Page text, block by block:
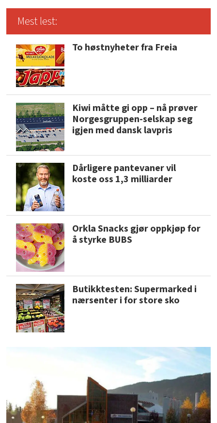
Mest lest:
To høstnyheter fra Freia
Kiwi måtte gi opp – nå prøver
Norgesgruppen-selskap seg
igjen med dansk lavpris
Dårligere pantevaner vil
koste oss 1,3 milliarder
Orkla Snacks gjør oppkjøp for
å styrke BUBS
Butikktesten: Supermarked i
nærsenter i for store sko